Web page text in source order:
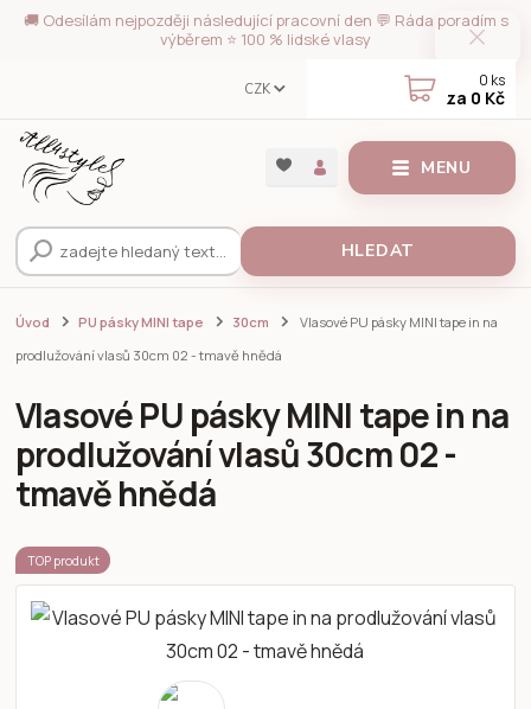
🚚 Odesílám nejpozději následující pracovní den 💬 Ráda poradím s
výběrem ⭐ 100 % lidské vlasy
MENU
CZK
HLEDAT
0 ks
za 0 Kč
Úvod PU pásky MINI tape 30cm
Vlasové PU pásky MINI tape in na
prodlužování vlasů 30cm 02 - tmavě hnědá
Vlasové PU pásky MINI tape in na
prodlužování vlasů 30cm 02 -
tmavě hnědá
TOP produkt